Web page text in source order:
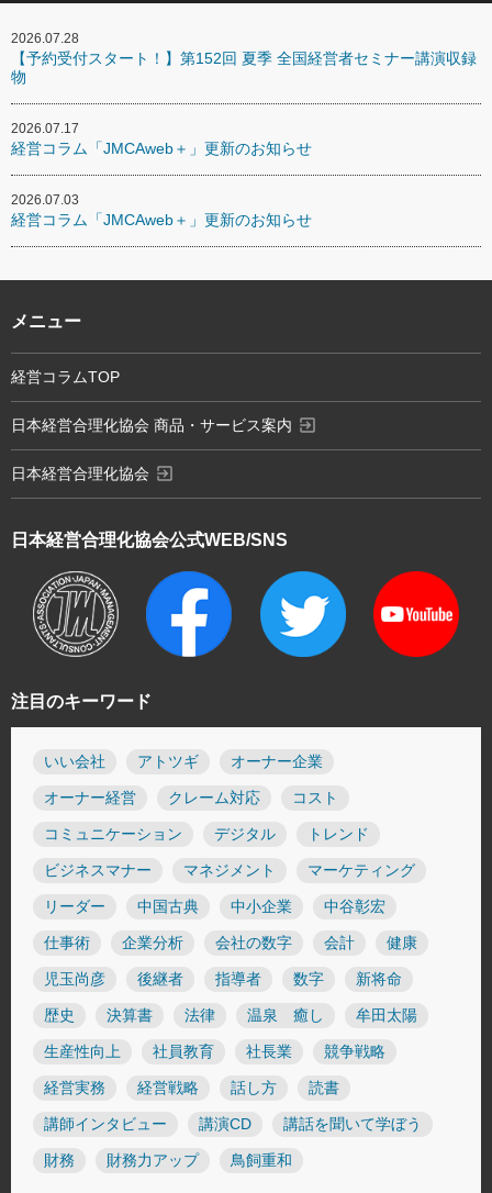
2026.07.28
【予約受付スタート！】第152回 夏季 全国経営者セミナー講演収録
物
2026.07.17
経営コラム「JMCAweb＋」更新のお知らせ
2026.07.03
経営コラム「JMCAweb＋」更新のお知らせ
注目のキーワード
いい会社 アトツギ オーナー企業
オーナー経営 クレーム対応 コスト
コミュニケーション デジタル トレンド
ビジネスマナー マネジメント マーケティング
リーダー 中国古典 中小企業 中谷彰宏
仕事術 企業分析 会社の数字 会計 健康
児玉尚彦 後継者 指導者 数字 新将命
歴史 決算書 法律 温泉 癒し 牟田太陽
生産性向上 社員教育 社長業 競争戦略
経営実務 経営戦略 話し方 読書
講師インタビュー 講演CD 講話を聞いて学ぼう
財務 財務力アップ 鳥飼重和
日本経営合理化協会公式WEB/SNS
メニュー
経営コラムTOP
日本経営合理化協会 商品・サービス案内 exit_to_app
日本経営合理化協会 exit_to_app